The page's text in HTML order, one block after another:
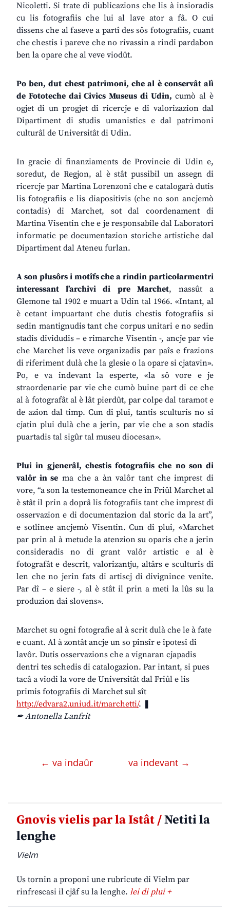
Nicoletti. Si trate di publicazions che lis à insioradis
cu lis fotografiis che lui al lave ator a fâ. O cui
dissens che al faseve a partî des sôs fotografiis, cuant
che chestis i pareve che no rivassin a rindi pardabon
ben la opare che al veve viodût.
Po ben, dut chest patrimoni, che al è conservât alì
de Fototeche dai Civics Museus di Udin, cumò al è
ogjet di un progjet di ricercje e di valorizazion dal
Dipartiment di studis umanistics e dal patrimoni
culturâl de Universitât di Udin.
In gracie di finanziaments de Provincie di Udin e,
soredut, de Regjon, al è stât pussibil un assegn di
ricercje par Martina Lorenzoni che e catalogarà dutis
lis fotografiis e lis diapositivis (che no son ancjemò
contadis) di Marchet, sot dal coordenament di
Martina Visentin che e je responsabile dal Laboratori
informatic pe documentazion storiche artistiche dal
Dipartiment dal Ateneu furlan.
A son plusôrs i motîfsche a rindin particolarmentri
interessant
l’archivi di pre Marchet, nassût a
Glemone tal 1902 e muart a Udin tal 1966. «Intant, al
è cetant impuartant che dutis chestis fotografiis si
sedin mantignudis tant che corpus unitari e no sedin
stadis dividudis – e rimarche Visentin -, ancje par vie
che Marchet lis veve organizadis par paîs e frazions
di riferiment dulà che la glesie o la opare si cjatavin».
Po, e va indevant la esperte, «la sô vore e je
straordenarie par vie che cumò buine part di ce che
al à fotografât al è lât pierdût, par colpe dal taramot e
de azion dal timp. Cun di plui, tantis sculturis no si
cjatin plui dulà che a jerin, par vie che a son stadis
puartadis tal sigûr tal museu diocesan».
Plui in gjenerâl, chestis fotografiis che no son di
valôr in se ma che a àn valôr tant che imprest di
vore, “a son la testemoneance che in Friûl Marchet al
è stât il prin a doprâ lis fotografiis tant che imprest di
osservazion e di documentazion dal storic da la art”,
e sotlinee ancjemò Visentin. Cun di plui, «Marchet
par prin al à metude la atenzion su oparis che a jerin
consideradis no di grant valôr artistic e al è
fotografât e descrit, valorizantju, altârs e sculturis di
len che no jerin fats di artiscj di divignince venite.
Par dî – e siere -, al è stât il prin a meti la lûs su la
produzion dai slovens».
Marchet su ogni fotografie al à scrit dulà che le à fate
e cuant. Al à zontât ancje un so pinsîr e ipotesi di
lavôr. Dutis osservazions che a vignaran cjapadis
dentri tes schedis di catalogazion. Par intant, si pues
tacâ a viodi la vore de Universitât dal Friûl e lis
primis fotografiis di Marchet sul sît
http://edvara2.uniud.it/marchetti/. ❚
✒ Antonella Lanfrit
← va indaûr va indevant →
Gnovis vielis par la Istât /Netiti la
lenghe
Vielm
Us tornin a proponi une rubricute di Vielm par
rinfrescasi il cjâf su la lenghe. lei di plui +